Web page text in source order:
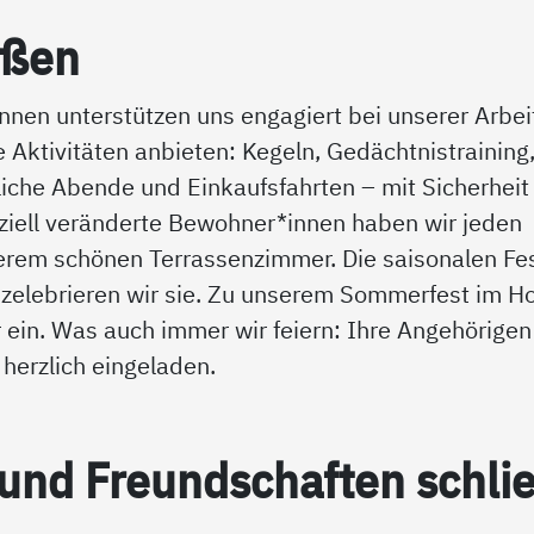
unterstützen uns engagiert bei unserer
anbieten: Kegeln,
Abende und Einkaufsfahrten – mit
veränderte Bewohner*innen haben wir jeden
schönen Terrassenzimmer. Die saisonalen
wir sie. Zu unserem Sommerfest im
Was auch immer wir feiern: Ihre
eingeladen.
Freund­schaf­ten